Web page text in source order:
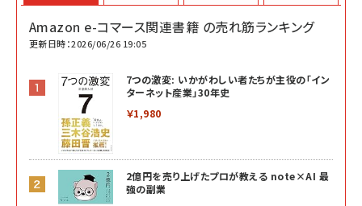
Amazon e-コマース関連書籍 の売れ筋ランキング
更新日時：2026/06/26 19:05
7つの激変: いかがわしい者たちが主役の「イン
ターネット産業」30年史
￥1,980
2億円を売り上げたプロが教える note×AI 最
強の副業